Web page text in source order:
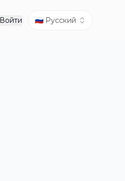
Войти 🇷🇺 Русский